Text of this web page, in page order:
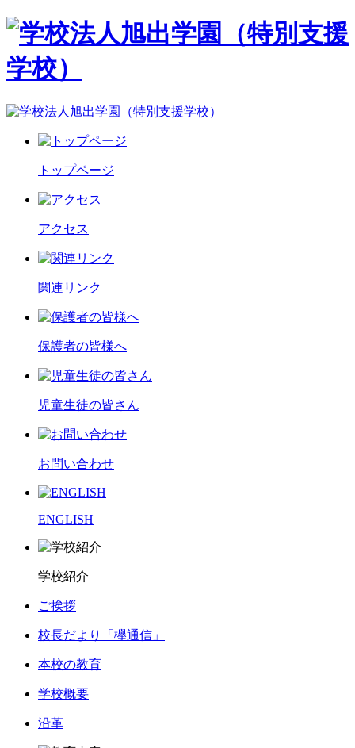
トップページ
アクセス
関連リンク
保護者の皆様へ
児童生徒の皆さん
お問い合わせ
ENGLISH
学校紹介
ご挨拶
校長だより「欅通信」
本校の教育
学校概要
沿革